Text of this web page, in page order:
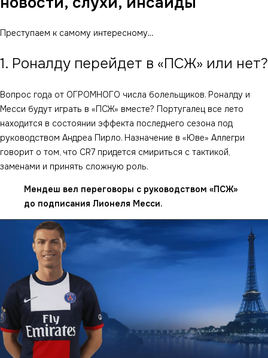
Преступаем к самому интересному…
1. Роналду перейдет в «ПСЖ» или нет?
Вопрос года от ОГРОМНОГО числа болельщиков. Роналду и
Месси будут играть в «ПСЖ» вместе? Португалец все лето
находится в состоянии эффекта последнего сезона под
руководством Андреа Пирло. Назначение в «Юве» Аллегри
говорит о том, что CR7 придется смириться с тактикой,
заменами и принять сложную роль.
Мендеш вел переговоры с руководством «ПСЖ»
до подписания Лионеля Месси.